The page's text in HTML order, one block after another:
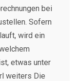
bei
Sofern
wird ein
etwas unter
weiters Die